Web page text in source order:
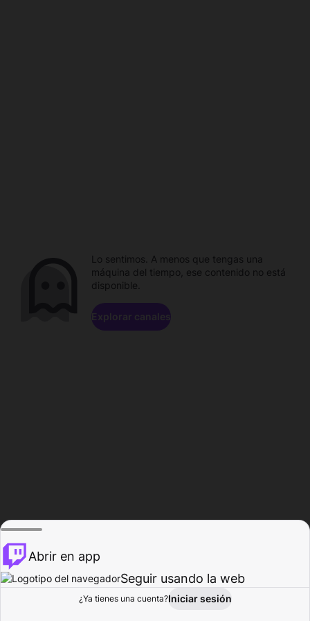
Explorar Actividad
Lo sentimos. A menos que tengas una
máquina del tiempo, ese contenido no está
disponible.
Explorar canales
Abrir en app
Seguir usando la web
¿Ya tienes una cuenta?Iniciar sesión